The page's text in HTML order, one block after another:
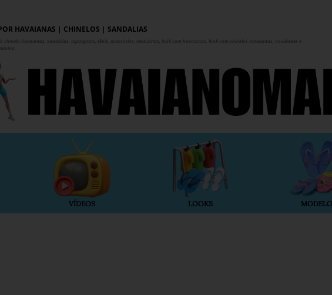
HAVAIANAS | CHINELOS | SANDÁLIAS
chinelo havaianas, sandálias, alpargatas, tênis, acessórios, vestuários, look com havaianas, look com chinelos havaianas, novidades e
VÍDEOS LOOKS